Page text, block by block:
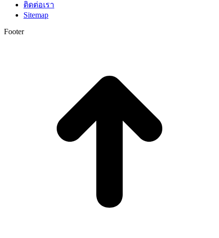
ติดต่อเรา
Sitemap
Footer